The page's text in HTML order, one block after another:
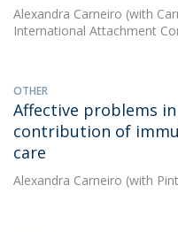
Alexandra Carneiro (with
International Attachment
OTHER
Affective problems
contribution of
care
Alexandra Carneiro (with